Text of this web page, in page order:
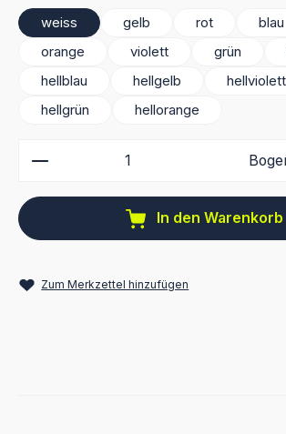
weiss
gelb rot
blau
orange
violett grün
hellblau
hellgelb
hellviolett
hellgrün
hellorange
Produkt Anzahl: Gib den
In den Warenkorb
Zum Merkzettel hinzufügen